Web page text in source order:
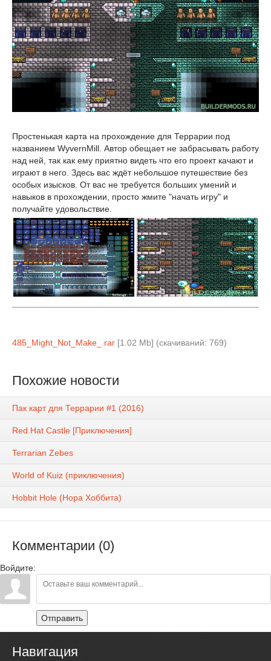
Простенькая карта на прохождение для Террарии под
названием WyvernMill. Автор обещает не забрасывать работу
над ней, так как ему приятно видеть что его проект качают и
играют в него. Здесь вас ждёт небольшое путешествие без
особых изысков. От вас не требуется больших умений и
навыков в прохождении, просто жмите "начать игру" и
получайте удовольствие.
485_Might_Not_Make_.rar [1.02 Mb] (cкачиваний: 769)
Похожие новости
Пак карт для Террарии #1 (2016)
Red Hat Castle [Приключения]
Terrarian Zebes
World of Kuiz (приключения)
Hobbit Hole (Нора Хоббита)
Комментарии (0)
Войдите:
Отправить
Навигация